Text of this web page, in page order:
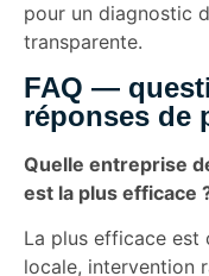
pour un diagnostic
transparente.
FAQ —
réponses de
Quelle entreprise
est la plus efficace
La plus efficace est
locale, intervention